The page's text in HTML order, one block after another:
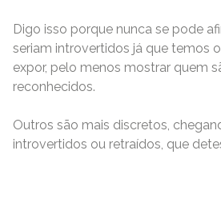
Digo isso porque nunca se pode
seriam introvertidos já que temos
expor, pelo menos mostrar quem
reconhecidos.
Outros são mais discretos,
introvertidos ou retraídos, que